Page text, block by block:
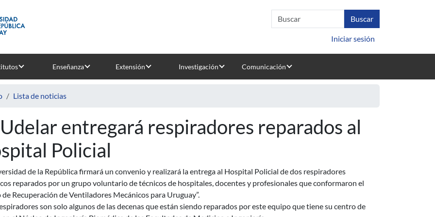
Iniciar sesión
Enseñanza Extensión Investigación Comunicación
Lista de noticias
entregará respiradores reparados al
Policial
de la República firmará un convenio y realizará la entrega al Hospital Policial de dos respiradores
reparados por un grupo voluntario de técnicos de hospitales, docentes y profesionales que conformaron el
de Recuperación de Ventiladores Mecánicos para Uruguay”.
son solo algunos de las decenas que están siendo reparados por este equipo que tiene su centro de